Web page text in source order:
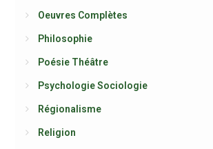
Oeuvres Complètes
Philosophie
Poésie Théâtre
Psychologie Sociologie
Régionalisme
Religion